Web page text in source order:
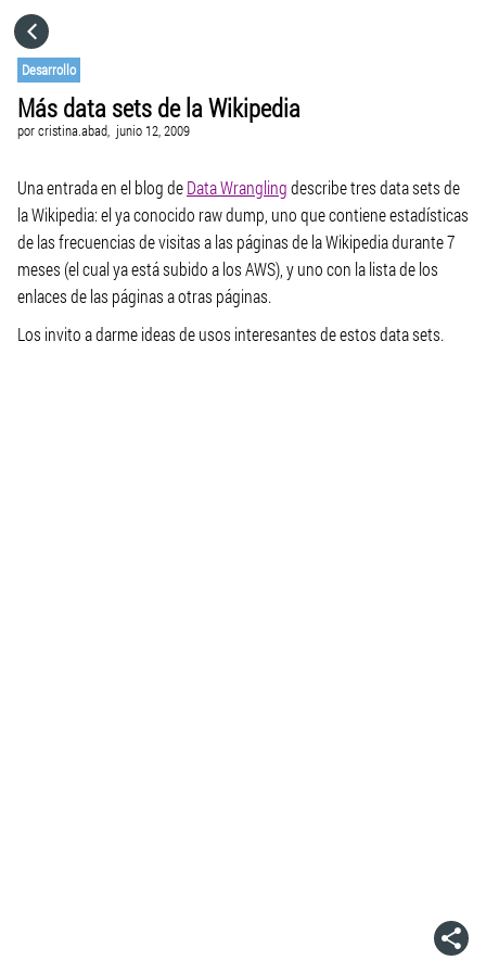
Desarrollo
Más data sets de la Wikipedia
porcristina.abad, junio 12, 2009
Una entrada en el blog deData Wranglingdescribe tres data sets de
la Wikipedia: el ya conocido raw dump, uno que contiene estadísticas
de las frecuencias de visitas a las páginas de la Wikipedia durante 7
meses (el cual ya está subido a los AWS), y uno con la lista de los
enlaces de las páginas a otras páginas.
Los invito a darme ideas de usos interesantes de estos data sets.
CATEGORÍAS
IR A
VISITA EL SITIO WEB